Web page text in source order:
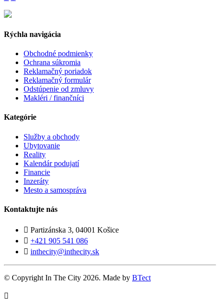
Rýchla navigácia
Obchodné podmienky
Ochrana súkromia
Reklamačný poriadok
Reklamačný formulár
Odstúpenie od zmluvy
Makléri / finančníci
Kategórie
Služby a obchody
Ubytovanie
Reality
Kalendár podujatí
Financie
Inzeráty
Mesto a samospráva
Kontaktujte nás
Partizánska 3, 04001 Košice
+421 905 541 086
inthecity@inthecity.sk
© Copyright In The City 2026. Made by BTect